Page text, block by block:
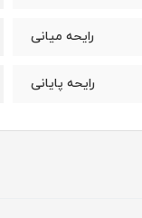
رایحه میانی
رایحه پایانی